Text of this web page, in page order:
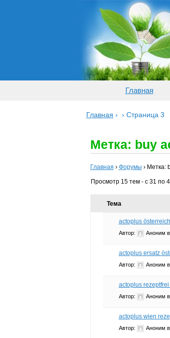
Главная
Главная › › Страница 3
Метка: buy
Главная › Форумы › Метка:
Просмотр 15 тем - с 31 по
Тема
actoplus
Автор: Аноним
actoplus ersatz
Автор: Аноним
actoplus
Автор: Аноним
actoplus wien
Автор: Аноним